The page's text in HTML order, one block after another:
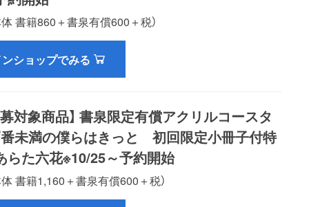
書籍860＋書泉有償600＋税）
ショップでみる
対象商品】 書泉限定有償アクリルコースタ
番未満の僕らはきっと 初回限定小冊子付特
らた六花※10/25～予約開始
書籍1,160＋書泉有償600＋税）